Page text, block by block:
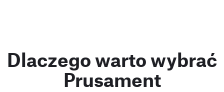
Dlaczego warto wybrać
Prusament